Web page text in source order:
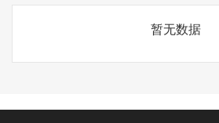
暂无数据